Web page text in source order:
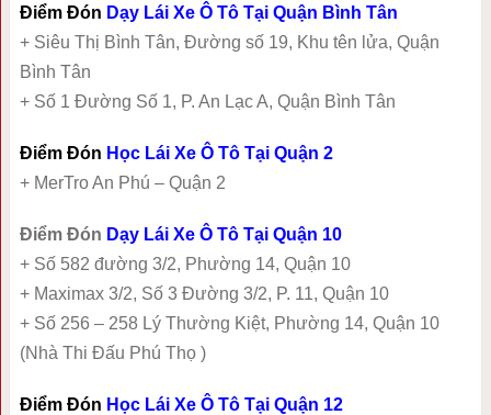
Điểm Đón Dạy Lái Xe Ô Tô Tại Quận Bình Tân
+ Siêu Thị Bình Tân, Đường số 19, Khu tên lửa, Quận
Bình Tân
+ Số 1 Đường Số 1, P. An Lạc A, Quận Bình Tân
Điểm Đón Học Lái Xe Ô Tô Tại Quận 2
+ MerTro An Phú – Quận 2
Điểm Đón Dạy Lái Xe Ô Tô Tại Quận 10
+ Số 582 đường 3/2, Phường 14, Quận 10
+ Maximax 3/2, Số 3 Đường 3/2, P. 11, Quận 10
+ Số 256 – 258 Lý Thường Kiệt, Phường 14, Quận 10
(Nhà Thi Đấu Phú Thọ )
Điểm Đón Học Lái Xe Ô Tô Tại Quận 12